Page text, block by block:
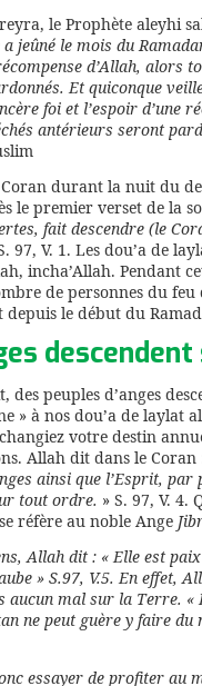
le Prophète aleyhi
a jeûné le mois du
d’Allah, alors
Et quiconque
foi et l’espoir d’une
antérieurs seront
durant la nuit du
le premier verset de la
fait descendre (le
97, V. 1. Les dou’a de
incha’Allah. Pendant
de personnes du feu
le début du
des peuples d’anges
» à nos dou’a de laylat
votre destin
Allah dit dans le Coran
ainsi que l’Esprit, par
tout ordre. » S. 97, V. 4.
réfère au noble Ange
Allah dit : « Elle est
» S.97, V.5. En effet,
aucun mal sur la Terre. «
ne peut guère y faire du
essayer de profiter au